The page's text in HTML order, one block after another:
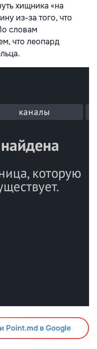
хищника «на
из-за того, что
словам
что леопард
Point.md в Google